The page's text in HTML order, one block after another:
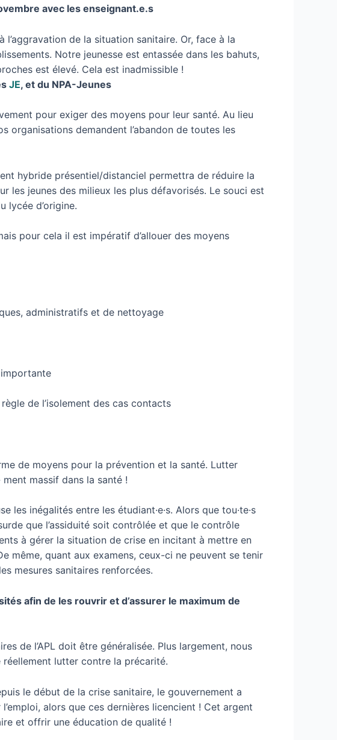
avec les enseignant.e.s
de la situation sanitaire. Or, face à la
Notre jeunesse est entassée dans les bahuts,
est élevé. Cela est inadmissible !
JE, et du NPA-Jeunes
pour exiger des moyens pour leur santé. Au lieu
organisations demandent l’abandon de toutes les
hybride présentiel/distanciel permettra de réduire la
les jeunes des milieux les plus défavorisés. Le souci est
lycée d’origine.
pour cela il est impératif d’allouer des moyens
administratifs et de nettoyage
de l’isolement des cas contacts
de moyens pour la prévention et la santé. Lutter
massif dans la santé !
les inégalités entre les étudiant·e·s. Alors que tou·te·s
que l’assiduité soit contrôlée et que le contrôle
à gérer la situation de crise en incitant à mettre en
même, quant aux examens, ceux-ci ne peuvent se tenir
mesures sanitaires renforcées.
afin de les rouvrir et d’assurer le maximum de
de l’APL doit être généralisée. Plus largement, nous
réellement lutter contre la précarité.
le début de la crise sanitaire, le gouvernement a
alors que ces dernières licencient ! Cet argent
et offrir une éducation de qualité !